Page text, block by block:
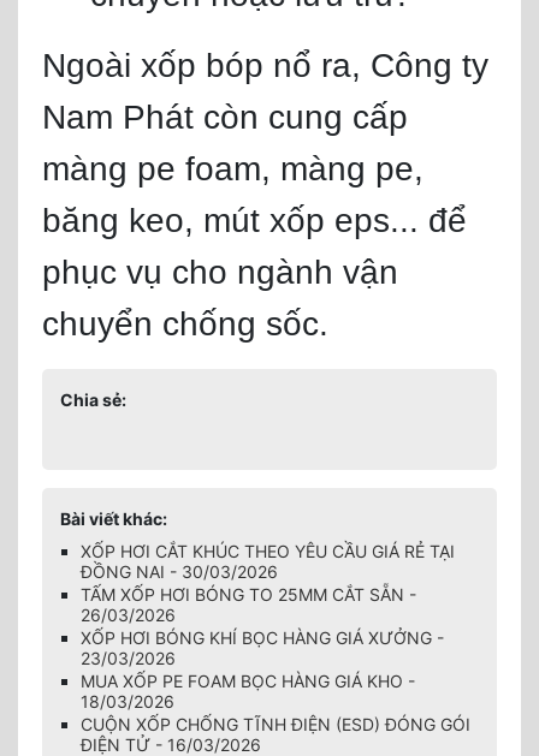
Ngoài xốp bóp nổ ra, Công ty
Nam Phát còn cung cấp
màng pe foam, màng pe,
băng keo, mút xốp eps... để
phục vụ cho ngành vận
chuyển chống sốc.
Chia sẻ:
Bài viết khác:
XỐP HƠI CẮT KHÚC THEO YÊU CẦU GIÁ RẺ TẠI
ĐỒNG NAI - 30/03/2026
TẤM XỐP HƠI BÓNG TO 25MM CẮT SẴN -
26/03/2026
XỐP HƠI BÓNG KHÍ BỌC HÀNG GIÁ XƯỞNG -
23/03/2026
MUA XỐP PE FOAM BỌC HÀNG GIÁ KHO -
18/03/2026
CUỘN XỐP CHỐNG TĨNH ĐIỆN (ESD) ĐÓNG GÓI
ĐIỆN TỬ - 16/03/2026